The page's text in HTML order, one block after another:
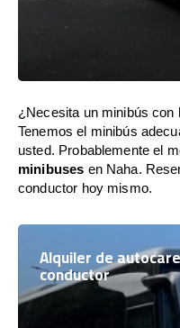
¿Necesita un minibús con
Tenemos el minibús
usted. Probablemente el
minibuses en Naha.
conductor hoy mismo.
Alquiler de
conductor